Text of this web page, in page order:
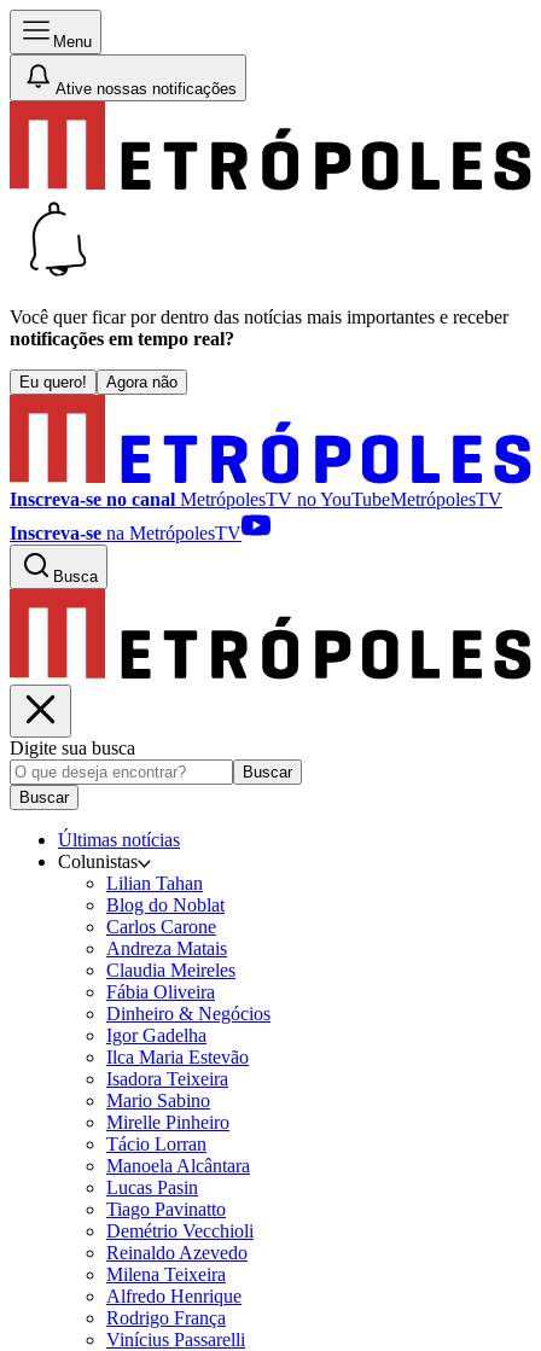
Menu
Ative nossas notificações
Você quer ficar por dentro das notícias mais importantes e receber
notificações em tempo real?
Eu quero! Agora não
Inscreva-se no canal MetrópolesTV noYouTubeMetrópolesTV
Inscreva-se na MetrópolesTV
Busca
Digite sua busca
Buscar
Buscar
Últimas notícias
Colunistas
Lilian Tahan
Blog do Noblat
Carlos Carone
Andreza Matais
Claudia Meireles
Fábia Oliveira
Dinheiro & Negócios
Igor Gadelha
Ilca Maria Estevão
Isadora Teixeira
Mario Sabino
Mirelle Pinheiro
Tácio Lorran
Manoela Alcântara
Lucas Pasin
Tiago Pavinatto
Demétrio Vecchioli
Reinaldo Azevedo
Milena Teixeira
Alfredo Henrique
Rodrigo França
Vinícius Passarelli